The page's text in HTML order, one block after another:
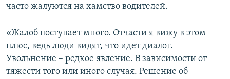
часто жалуются на хамство водителей.
«Жалоб поступает много. Отчасти я вижу в этом
плюс, ведь люди видят, что идет диалог.
Увольнение – редкое явление. В зависимости от
тяжести того или иного случая. Решение об